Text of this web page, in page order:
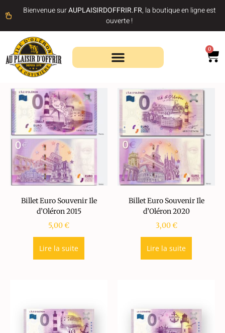
Bienvenue surAUPLAISIRDOFFRIR.FR, la boutique en ligne est
ouverte !
0
Billet Euro Souvenir Ile
d’Oléron 2015
5,00€
Lire la suite
Billet Euro Souvenir Ile
d’Oléron 2020
3,00€
Lire la suite